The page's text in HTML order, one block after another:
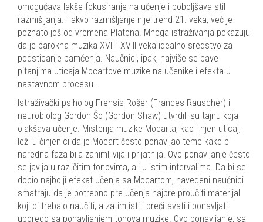
omogućava lakše fokusiranje na učenje i poboljšava stil
razmišljanja. Takvo razmišljanje nije trend 21. veka, već je
poznato još od vremena Platona. Mnoga istraživanja pokazuju
da je barokna muzika XVII i XVIII veka idealno sredstvo za
podsticanje pamćenja. Naučnici, ipak, najviše se bave
pitanjima uticaja Mocartove muzike na učenike i efekta u
nastavnom procesu.
Istraživački psiholog Frensis Rošer (Frances Rauscher) i
neurobiolog Gordon Šo (Gordon Shaw) utvrdili su tajnu koja
olakšava učenje. Misterija muzike Mocarta, kao i njen uticaj,
leži u činjenici da je Mocart često ponavljao teme kako bi
naredna faza bila zanimljivija i prijatnija. Ovo ponavljanje često
se javlja u različitim tonovima, ali u istim intervalima. Da bi se
dobio najbolji efekat učenja sa Mocartom, navedeni naučnici
smatraju da je potrebno pre učenja najpre proučiti materijal
koji bi trebalo naučiti, a zatim isti i prečitavati i ponavljati
uporedo sa ponavljanjem tonova muzike. Ovo ponavljanje, sa